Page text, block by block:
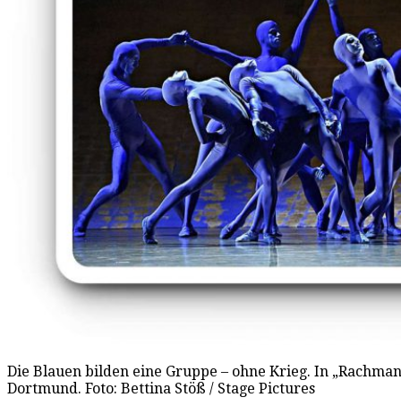
Die Blauen bilden eine Gruppe – ohne Krieg. In
Dortmund. Foto: Bettina Stöß / Stage Pictures